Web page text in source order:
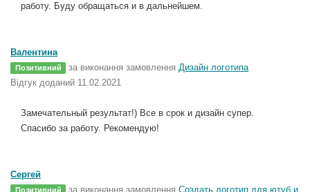
работу. Буду обращаться и в дальнейшем.
Валентина
Позитивний за виконання замовленняДизайн логотипа
Відгук доданий 11.02.2021
Замечательный результат!) Все в срок и дизайн супер.
Спасибо за работу. Рекомендую!
Сергей
Позитивний за виконання замовленняСоздать логотип для ютуб и